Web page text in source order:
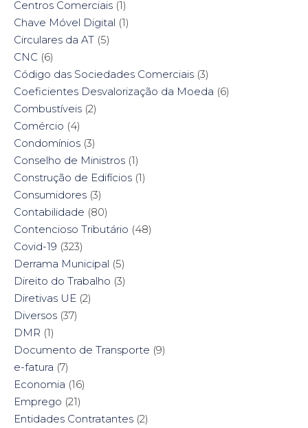
Centros Comerciais (1)
Chave Móvel Digital (1)
Circulares da AT (5)
CNC (6)
Código das Sociedades Comerciais (3)
Coeficientes Desvalorização da Moeda (6)
Combustíveis (2)
Comércio (4)
Condomínios (3)
Conselho de Ministros (1)
Construção de Edifícios (1)
Consumidores (3)
Contabilidade (80)
Contencioso Tributário (48)
Covid-19 (323)
Derrama Municipal (5)
Direito do Trabalho (3)
Diretivas UE (2)
Diversos (37)
DMR (1)
Documento de Transporte (9)
e-fatura (7)
Economia (16)
Emprego (21)
Entidades Contratantes (2)